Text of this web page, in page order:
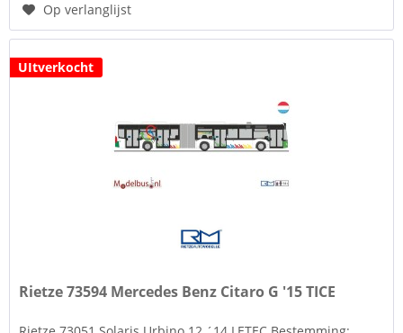
Op verlanglijst
UItverkocht
Rietze 73594 Mercedes Benz Citaro G '15 TICE